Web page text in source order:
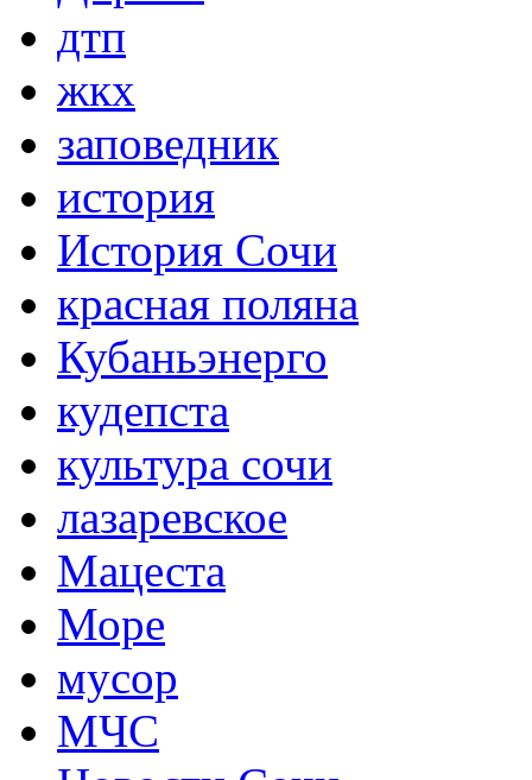
дтп
жкх
заповедник
история
История Сочи
красная поляна
Кубаньэнерго
кудепста
культура сочи
лазаревское
Мацеста
Море
мусор
МЧС